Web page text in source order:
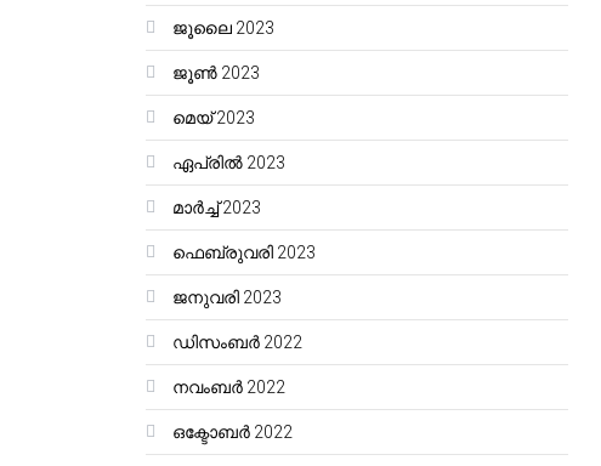
ജൂലൈ 2023
ജൂൺ 2023
മെയ്‌ 2023
ഏപ്രിൽ 2023
മാർച്ച്‌ 2023
ഫെബ്രുവരി 2023
ജനുവരി 2023
ഡിസംബർ 2022
നവംബർ 2022
ഒക്ടോബർ 2022